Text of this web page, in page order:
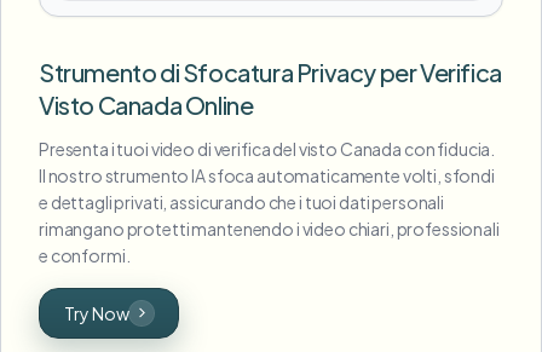
Strumento di Sfocatura Privacy per Verifica
Visto Canada Online
Presenta i tuoi video di verifica del visto Canada con fiducia.
Il nostro strumento IA sfoca automaticamente volti, sfondi
e dettagli privati, assicurando che i tuoi dati personali
rimangano protetti mantenendo i video chiari, professionali
e conformi.
Try Now